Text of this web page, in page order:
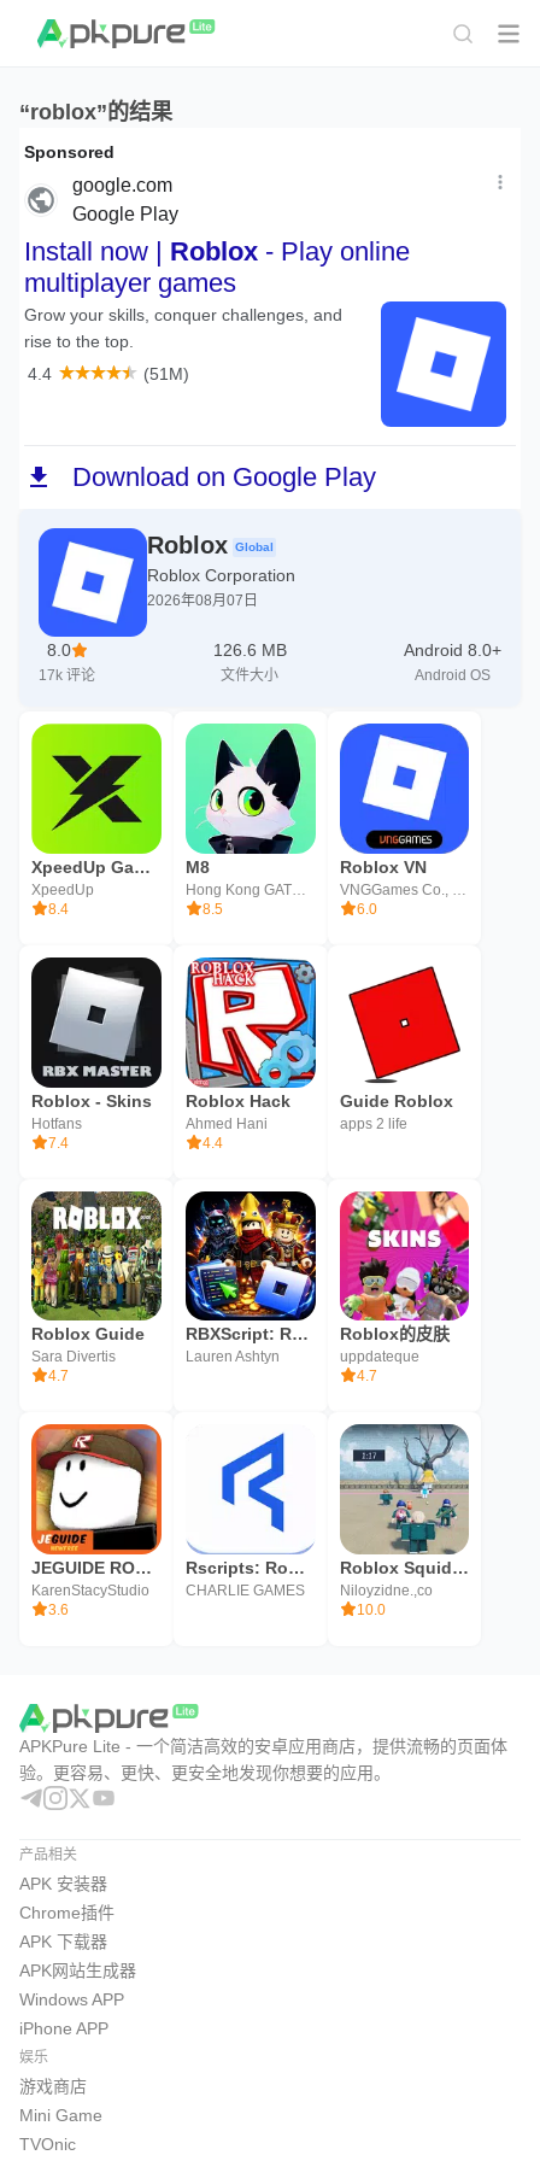
“roblox”的结果
Roblox Global
Roblox Corporation
2026年08月07日
8.0
17k 评论
126.6 MB
文件大小
Android 8.0+
Android OS
XpeedUp Game Booster: Lower Lag
XpeedUp
8.4
M8
Hong Kong GATHERING MEDIA LIMITED
8.5
Roblox VN
VNGGames Co., Ltd
6.0
Roblox - Skins
Hotfans
7.4
Roblox Hack
Ahmed Hani
4.4
Guide Roblox
apps 2 life
Roblox Guide
Sara Divertis
4.7
RBXScript: Roblox Scripts
Lauren Ashtyn
Roblox的皮肤
uppdateque
4.7
JEGUIDE ROBLOX
KarenStacyStudio
3.6
Rscripts: Roblox Scripts
CHARLIE GAMES
Roblox Squid Game
Niloyzidne.,co
10.0
APKPure Lite - 一个简洁高效的安卓应用商店，提供流畅的页面体
验。更容易、更快、更安全地发现你想要的应用。
产品相关
APK 安装器
Chrome插件
APK 下载器
APK网站生成器
Windows APP
iPhone APP
娱乐
游戏商店
Mini Game
TVOnic